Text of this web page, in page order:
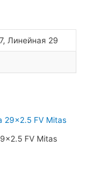
Линейная 29
FV Mitas